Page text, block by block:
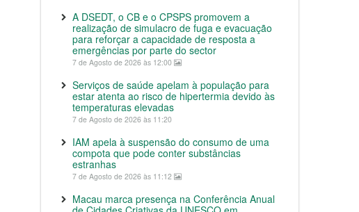
A DSEDT, o CB e o CPSPS promovem a
realização de simulacro de fuga e evacuação
para reforçar a capacidade de resposta a
emergências por parte do sector
7 de Agosto de 2026 às 12:00
Serviços de saúde apelam à população para
estar atenta ao risco de hipertermia devido às
temperaturas elevadas
7 de Agosto de 2026 às 11:20
IAM apela à suspensão do consumo de uma
compota que pode conter substâncias
estranhas
7 de Agosto de 2026 às 11:12
Macau marca presença na Conferência Anual